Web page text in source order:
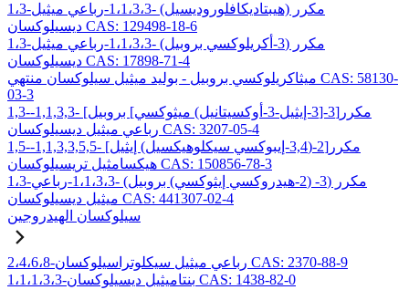
1،3-مكرر (هيبتاديكافلوروديسيل) -1،1،3،3-رباعي ميثيل
ديسيلوكسان CAS: 129498-18-6
1،3-مكرر (3-أكريلوكسي بروبيل) -1،1،3،3-رباعي ميثيل
ديسيلوكسان CAS: 17898-71-4
ميثاكريلوكسي بروبيل - بوليد ميثيل سيلوكسان منتهي CAS: 58130-
03-3
1,3-مكرر[3-[3-إيثيل-3-أوكسيتانيل) ميثوكسي] بروبيل] -1,1,3,3-
رباعي ميثيل ديسيلوكسان CAS: 3207-05-4
1,5-مكرر[2-(3,4-إيبوكسي سيكلوهيكسيل) إيثيل] -1,1,3,3,5,5-
هيكسامثيل تريسيلوكسان CAS: 150856-78-3
1،3-مكرر (3- (2-هيدروكسي إيثوكسي) بروبيل) -1،1،3،3-رباعي
ميثيل ديسيلوكسان CAS: 441307-02-4
سيلوكسان الهيدروجين
2،4،6،8-رباعي ميثيل سيكلوتراسيلوكسان CAS: 2370-88-9
1،1،1،3،3-بنتاميثيل ديسيلوكسان CAS: 1438-82-0